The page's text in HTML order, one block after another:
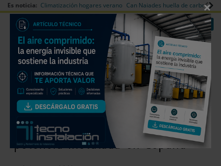
Es noticia: Climatización hogares verano Can Naiades huella de carbono
Redes Sociales Es noticia Login empresas Registro
433 redes de calor con
biomasa ya suman 383 MW de
potencia instalada en España
×